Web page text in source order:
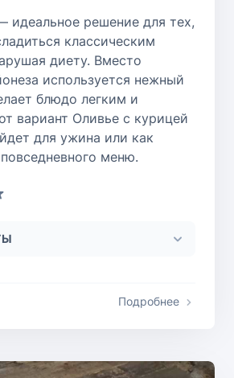
идеальное решение для тех,
классическим
диету. Вместо
используется нежный
блюдо легким и
вариант Оливье с курицей
для ужина или как
меню.
Подробнее